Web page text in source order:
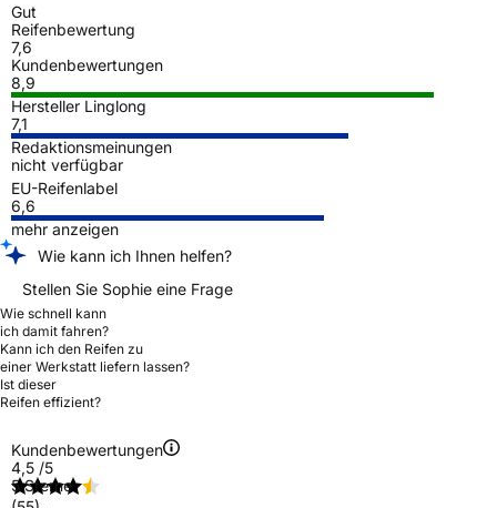
Gut
Reifenbewertung
7,6
Kundenbewertungen
8,9
Hersteller Linglong
7,1
Redaktionsmeinungen
nicht verfügbar
EU-Reifenlabel
6,6
mehr anzeigen
Wie kann ich Ihnen helfen?
Stellen Sie Sophie eine Frage
Wie schnell kann
ich damit fahren?
Kann ich den Reifen zu
einer Werkstatt liefern lassen?
Ist dieser
Reifen effizient?
Kundenbewertungen
4,5 /5
5 Sterne